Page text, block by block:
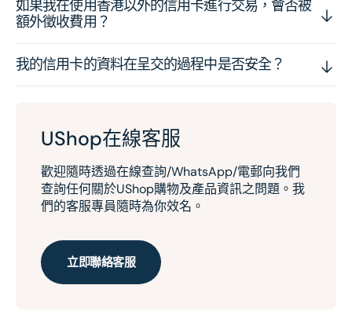
如果我在使用香港以外的信用卡進行交易，會否被
額外徵收費用？
我的信用卡的資料在呈交的過程中是否安全？
UShop在線客服
歡迎隨時透過在線查詢/WhatsApp/電郵向我們
查詢任何關於UShop購物及產品資訊之問題。我
們的客服專員隨時為你效名。
立即聯絡客服